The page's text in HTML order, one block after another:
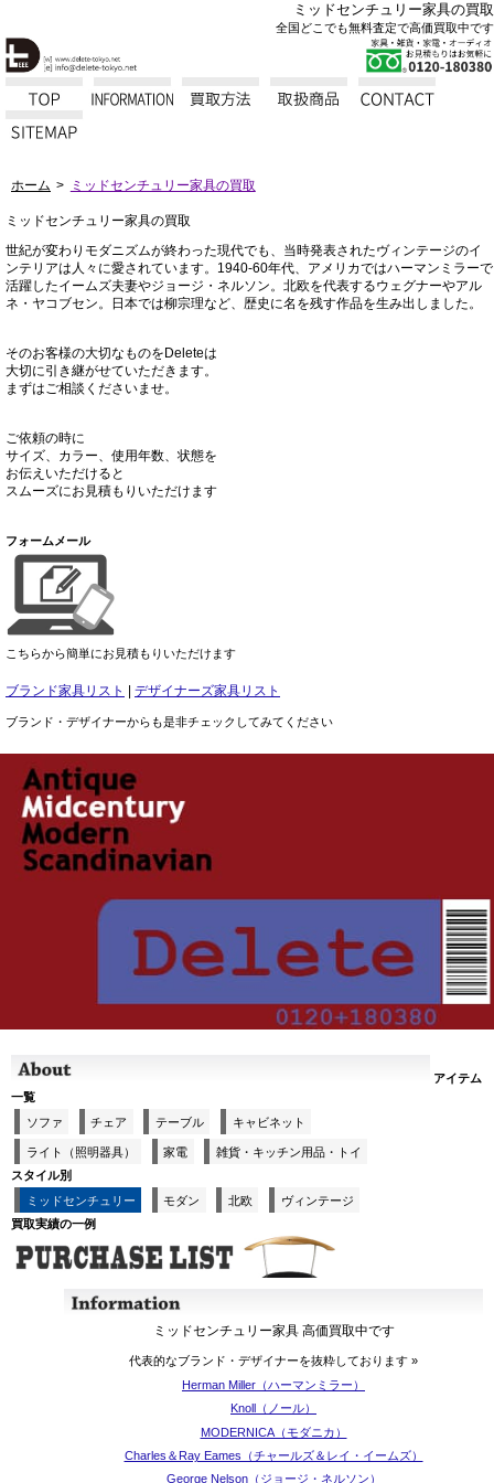
ミッドセンチュリー家具の買取
全国どこでも無料査定で高価買取中です
ホーム ミッドセンチュリー家具の買取
ミッドセンチュリー家具の買取
世紀が変わりモダニズムが終わった現代でも、当時発表されたヴィンテージのイ
ンテリアは人々に愛されています。1940-60年代、アメリカではハーマンミラーで
活躍したイームズ夫妻やジョージ・ネルソン。北欧を代表するウェグナーやアル
ネ・ヤコブセン。日本では柳宗理など、歴史に名を残す作品を生み出しました。
そのお客様の大切なものをDeleteは
大切に引き継がせていただきます。
まずはご相談くださいませ。
ご依頼の時に
サイズ、カラー、使用年数、状態を
お伝えいただけると
スムーズにお見積もりいただけます
フォームメール
こちらから簡単にお見積もりいただけます
ブランド家具リスト | デザイナーズ家具リスト
ブランド・デザイナーからも是非チェックしてみてください
アイテム
一覧
ソファ
チェア テーブル キャビネット
ライト（照明器具） 家電
雑貨・キッチン用品・トイ
スタイル別
ミッドセンチュリー
モダン 北欧
ヴィンテージ
買取実績の一例
ミッドセンチュリー家具 高価買取中です
代表的なブランド・デザイナーを抜粋しております »
Herman Miller（ハーマンミラー）
Knoll（ノール）
MODERNICA（モダニカ）
Charles＆Ray Eames（チャールズ＆レイ・イームズ）
George Nelson（ジョージ・ネルソン）